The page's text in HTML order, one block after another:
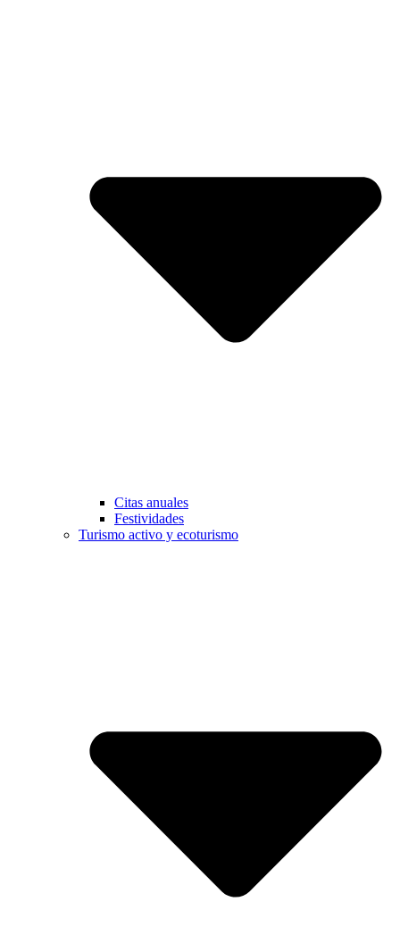
Citas anuales
Festividades
Turismo activo y ecoturismo